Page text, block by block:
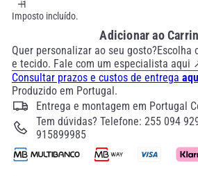
Imposto incluído.
Adicionar ao
Quer personalizar ao seu gosto?Escolha
e tecido. Fale com um especialista aqui
Consultar prazos e custos de entrega
Produzido em Portugal.
Entrega e montagem em Portugal
Tem dúvidas? Telefone: 255 094
915899985